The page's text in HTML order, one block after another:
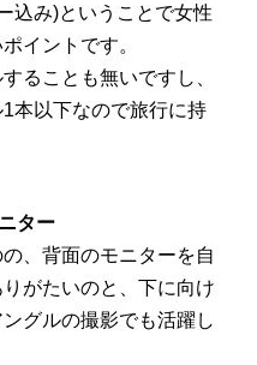
込み)ということで女性
イントです。
ることも無いですし、
本以下なので旅行に持
ター
、背面のモニターを自
がたいのと、下に向け
グルの撮影でも活躍し